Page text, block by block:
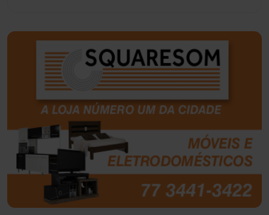
Bom Jesus da Lapa (505)
Boquira (152)
Botuporã
Brasil (7679)
Brumado (31955)